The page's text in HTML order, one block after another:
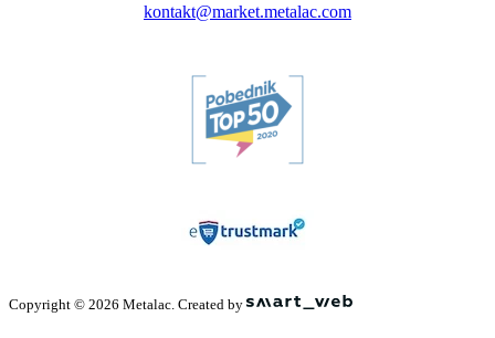
kontakt@market.metalac.com
Copyright © 2026 Metalac. Created by